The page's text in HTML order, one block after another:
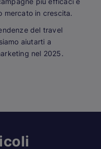
mercato in crescita.
del travel
aiutarti a
nel 2025.